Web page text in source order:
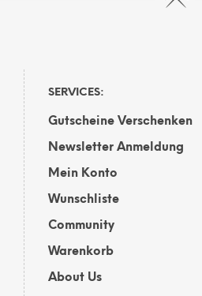
auf.
gewählt
werden
SERVICES:
Gutscheine Verschenken
Newsletter Anmeldung
Mein Konto
Wunschliste
Community
Warenkorb
About Us